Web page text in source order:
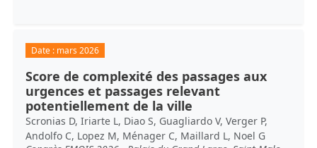
Date : mars 2026
Score de complexité des passages aux
urgences et passages relevant
potentiellement de la ville
Scronias D, Iriarte L, Diao S, Guagliardo V, Verger P,
Andolfo C, Lopez M, Ménager C, Maillard L, Noel G